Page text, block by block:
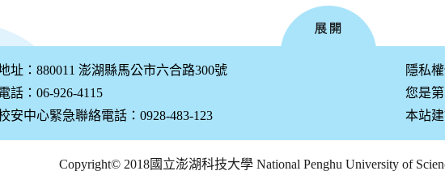
址：880011 澎湖縣馬公市六合路300號
話：06-926-4115
安中心緊急聯絡電話：0928-483-123
隱私
您是
本站建
Copyright© 2018國立澎湖科技大學 National Penghu University of